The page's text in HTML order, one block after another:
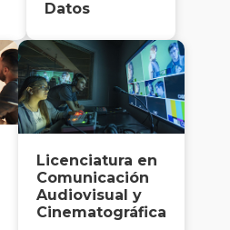
Datos
Licenciatura en
Comunicación
Audiovisual y
Cinematográfica